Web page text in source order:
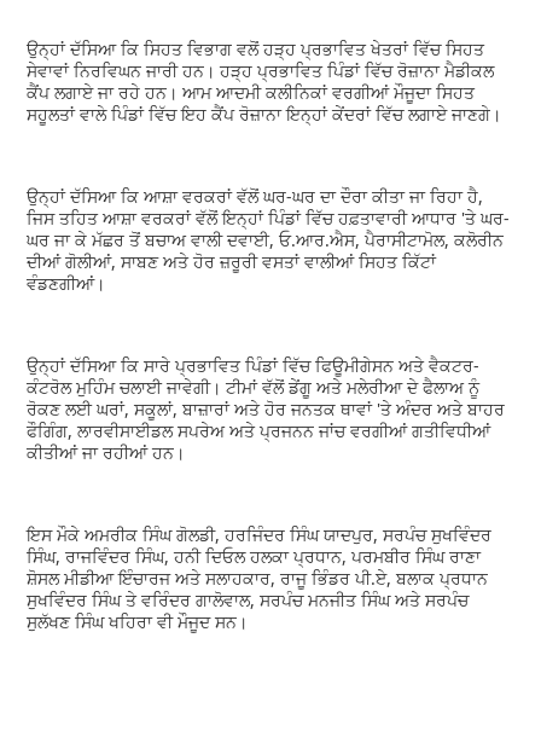
ਉਨ੍ਹਾਂ ਦੱਸਿਆ ਕਿ ਸਿਹਤ ਵਿਭਾਗ ਵਲੋਂ ਹੜ੍ਹ ਪ੍ਰਭਾਵਿਤ ਖੇਤਰਾਂ ਵਿੱਚ ਸਿਹਤ
ਸੇਵਾਵਾਂ ਨਿਰਵਿਘਨ ਜਾਰੀ ਹਨ। ਹੜ੍ਹ ਪ੍ਰਭਾਵਿਤ ਪਿੰਡਾਂ ਵਿੱਚ ਰੋਜ਼ਾਨਾ ਮੈਡੀਕਲ
ਕੈਂਪ ਲਗਾਏ ਜਾ ਰਹੇ ਹਨ। ਆਮ ਆਦਮੀ ਕਲੀਨਿਕਾਂ ਵਰਗੀਆਂ ਮੌਜੂਦਾ ਸਿਹਤ
ਸਹੂਲਤਾਂ ਵਾਲੇ ਪਿੰਡਾਂ ਵਿੱਚ ਇਹ ਕੈਂਪ ਰੋਜ਼ਾਨਾ ਇਨ੍ਹਾਂ ਕੇਂਦਰਾਂ ਵਿੱਚ ਲਗਾਏ ਜਾਣਗੇ।
ਉਨ੍ਹਾਂ ਦੱਸਿਆ ਕਿ ਆਸ਼ਾ ਵਰਕਰਾਂ ਵੱਲੋਂ ਘਰ-ਘਰ ਦਾ ਦੌਰਾ ਕੀਤਾ ਜਾ ਰਿਹਾ ਹੈ,
ਜਿਸ ਤਹਿਤ ਆਸ਼ਾ ਵਰਕਰਾਂ ਵੱਲੋਂ ਇਨ੍ਹਾਂ ਪਿੰਡਾਂ ਵਿੱਚ ਹਫ਼ਤਾਵਾਰੀ ਆਧਾਰ 'ਤੇ ਘਰ-
ਘਰ ਜਾ ਕੇ ਮੱਛਰ ਤੋਂ ਬਚਾਅ ਵਾਲੀ ਦਵਾਈ, ਓ.ਆਰ.ਐਸ, ਪੈਰਾਸੀਟਾਮੋਲ, ਕਲੋਰੀਨ
ਦੀਆਂ ਗੋਲੀਆਂ, ਸਾਬਣ ਅਤੇ ਹੋਰ ਜ਼ਰੂਰੀ ਵਸਤਾਂ ਵਾਲੀਆਂ ਸਿਹਤ ਕਿੱਟਾਂ
ਵੰਡਣਗੀਆਂ।
ਉਨ੍ਹਾਂ ਦੱਸਿਆ ਕਿ ਸਾਰੇ ਪ੍ਰਭਾਵਿਤ ਪਿੰਡਾਂ ਵਿੱਚ ਫਿਊਮੀਗੇਸਨ ਅਤੇ ਵੈਕਟਰ-
ਕੰਟਰੋਲ ਮੁਹਿੰਮ ਚਲਾਈ ਜਾਵੇਗੀ। ਟੀਮਾਂ ਵੱਲੋਂ ਡੇਂਗੂ ਅਤੇ ਮਲੇਰੀਆ ਦੇ ਫੈਲਾਅ ਨੂੰ
ਰੋਕਣ ਲਈ ਘਰਾਂ, ਸਕੂਲਾਂ, ਬਾਜ਼ਾਰਾਂ ਅਤੇ ਹੋਰ ਜਨਤਕ ਥਾਵਾਂ 'ਤੇ ਅੰਦਰ ਅਤੇ ਬਾਹਰ
ਫੌਗਿੰਗ, ਲਾਰਵੀਸਾਈਡਲ ਸਪਰੇਅ ਅਤੇ ਪ੍ਰਜਨਨ ਜਾਂਚ ਵਰਗੀਆਂ ਗਤੀਵਿਧੀਆਂ
ਕੀਤੀਆਂ ਜਾ ਰਹੀਆਂ ਹਨ।
ਇਸ ਮੌਕੇ ਅਮਰੀਕ ਸਿੰਘ ਗੋਲਡੀ, ਹਰਜਿੰਦਰ ਸਿੰਘ ਯਾਦਪੁਰ, ਸਰਪੰਚ ਸੁਖਵਿੰਦਰ
ਸਿੰਘ, ਰਾਜਵਿੰਦਰ ਸਿੰਘ, ਹਨੀ ਦਿਓਲ ਹਲਕਾ ਪ੍ਰਧਾਨ, ਪਰਮਬੀਰ ਸਿੰਘ ਰਾਣਾ
ਸ਼ੋਸਲ ਮੀਡੀਆ ਇੰਚਾਰਜ ਅਤੇ ਸਲਾਹਕਾਰ, ਰਾਜੂ ਭਿੰਡਰ ਪੀ.ਏ, ਬਲਾਕ ਪ੍ਰਧਾਨ
ਸੁਖਵਿੰਦਰ ਸਿੰਘ ਤੇ ਵਰਿੰਦਰ ਗਾਲੋਵਾਲ, ਸਰਪੰਚ ਮਨਜੀਤ ਸਿੰਘ ਅਤੇ ਸਰਪੰਚ
ਸੁਲੱਖਣ ਸਿੰਘ ਖਹਿਰਾ ਵੀ ਮੌਜੂਦ ਸਨ।